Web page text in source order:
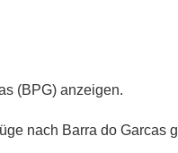
(BPG) anzeigen.
nach Barra do Garcas